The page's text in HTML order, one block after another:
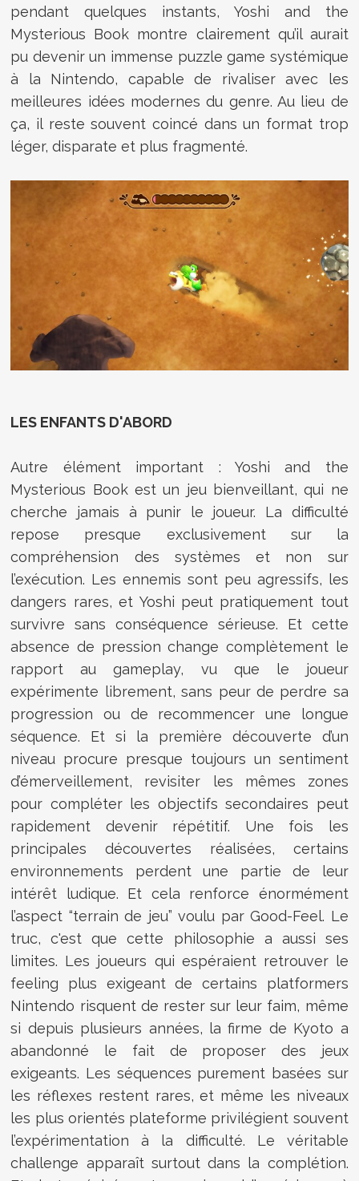
pendant quelques instants, Yoshi and the
Mysterious Book montre clairement qu’il aurait
pu devenir un immense puzzle game systémique
à la Nintendo, capable de rivaliser avec les
meilleures idées modernes du genre. Au lieu de
ça, il reste souvent coincé dans un format trop
léger, disparate et plus fragmenté.
LES ENFANTS D'ABORD
Autre élément important : Yoshi and the
Mysterious Book est un jeu bienveillant, qui ne
cherche jamais à punir le joueur. La difficulté
repose presque exclusivement sur la
compréhension des systèmes et non sur
l’exécution. Les ennemis sont peu agressifs, les
dangers rares, et Yoshi peut pratiquement tout
survivre sans conséquence sérieuse. Et cette
absence de pression change complètement le
rapport au gameplay, vu que le joueur
expérimente librement, sans peur de perdre sa
progression ou de recommencer une longue
séquence. Et si la première découverte d’un
niveau procure presque toujours un sentiment
d’émerveillement, revisiter les mêmes zones
pour compléter les objectifs secondaires peut
rapidement devenir répétitif. Une fois les
principales découvertes réalisées, certains
environnements perdent une partie de leur
intérêt ludique. Et cela renforce énormément
l’aspect “terrain de jeu” voulu par Good-Feel. Le
truc, c'est que cette philosophie a aussi ses
limites. Les joueurs qui espéraient retrouver le
feeling plus exigeant de certains platformers
Nintendo risquent de rester sur leur faim, même
si depuis plusieurs années, la firme de Kyoto a
abandonné le fait de proposer des jeux
exigeants. Les séquences purement basées sur
les réflexes restent rares, et même les niveaux
les plus orientés plateforme privilégient souvent
l’expérimentation à la difficulté. Le véritable
challenge apparaît surtout dans la complétion.